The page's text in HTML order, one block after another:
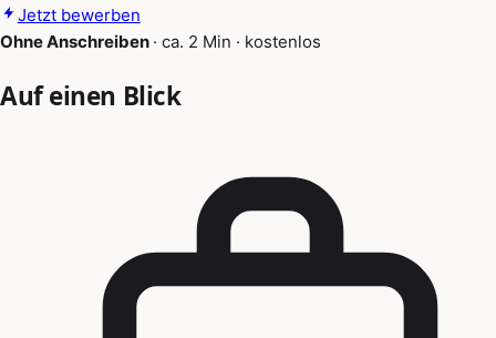
Jetzt bewerben
Ohne Anschreiben · ca. 2 Min · kostenlos
Auf einen Blick